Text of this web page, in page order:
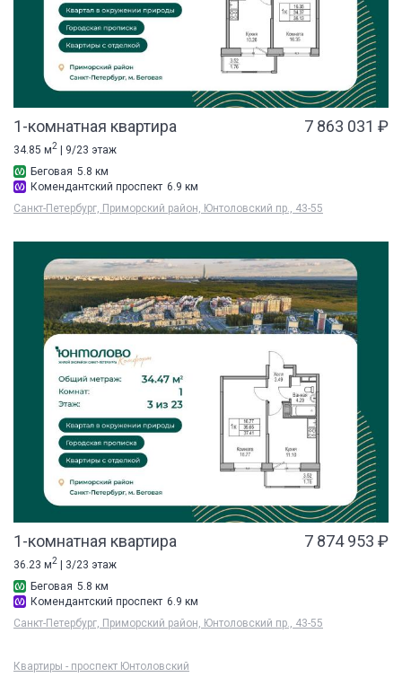
1-комнатная квартира 7 863 031 ₽
34.85 м2 | 9/23 этаж
Беговая 5.8 км
Комендантский проспект 6.9 км
Санкт-Петербург, Приморский район, Юнтоловский пр., 43-55
1-комнатная квартира 7 874 953 ₽
36.23 м2
| 3/23 этаж
Беговая 5.8 км
Комендантский проспект 6.9 км
Санкт-Петербург, Приморский район, Юнтоловский пр., 43-55
Квартиры - проспект Юнтоловский